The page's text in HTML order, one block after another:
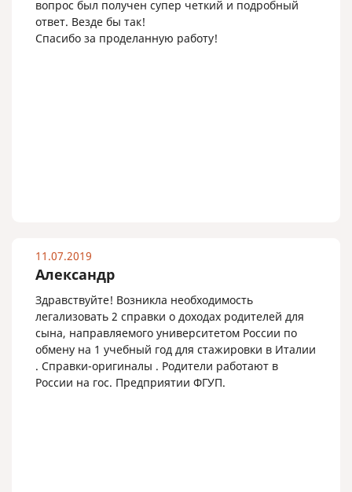
вопрос был получен супер четкий и подробный
ответ. Везде бы так!
Спасибо за проделанную работу!
11.07.2019
Александр
Здравствуйте! Возникла необходимость
легализовать 2 справки о доходах родителей для
сына, направляемого университетом России по
обмену на 1 учебный год для стажировки в Италии
. Справки-оригиналы . Родители работают в
России на гос. Предприятии ФГУП.